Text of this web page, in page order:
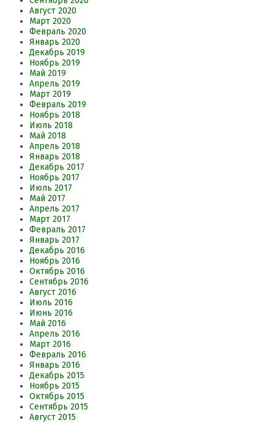
Август 2020
Март 2020
Февраль 2020
Январь 2020
Декабрь 2019
Ноябрь 2019
Май 2019
Апрель 2019
Март 2019
Февраль 2019
Ноябрь 2018
Июль 2018
Май 2018
Апрель 2018
Январь 2018
Декабрь 2017
Ноябрь 2017
Июль 2017
Май 2017
Апрель 2017
Март 2017
Февраль 2017
Январь 2017
Декабрь 2016
Ноябрь 2016
Октябрь 2016
Сентябрь 2016
Август 2016
Июль 2016
Июнь 2016
Май 2016
Апрель 2016
Март 2016
Февраль 2016
Январь 2016
Декабрь 2015
Ноябрь 2015
Октябрь 2015
Сентябрь 2015
Август 2015